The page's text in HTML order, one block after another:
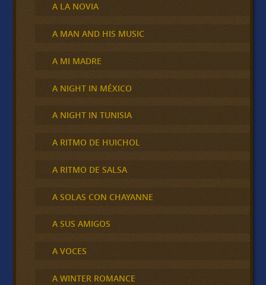
A LA NOVIA
A MAN AND HIS MUSIC
A MI MADRE
A NIGHT IN MÉXICO
A NIGHT IN TUNISIA
A RITMO DE HUICHOL
A RITMO DE SALSA
A SOLAS CON CHAYANNE
A SUS AMIGOS
A VOCES
A WINTER ROMANCE